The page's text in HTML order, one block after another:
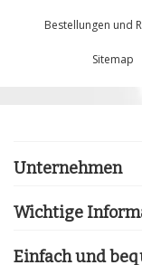
Bestellungen und
Sitemap
Unternehmen
Wichtige
Einfach und